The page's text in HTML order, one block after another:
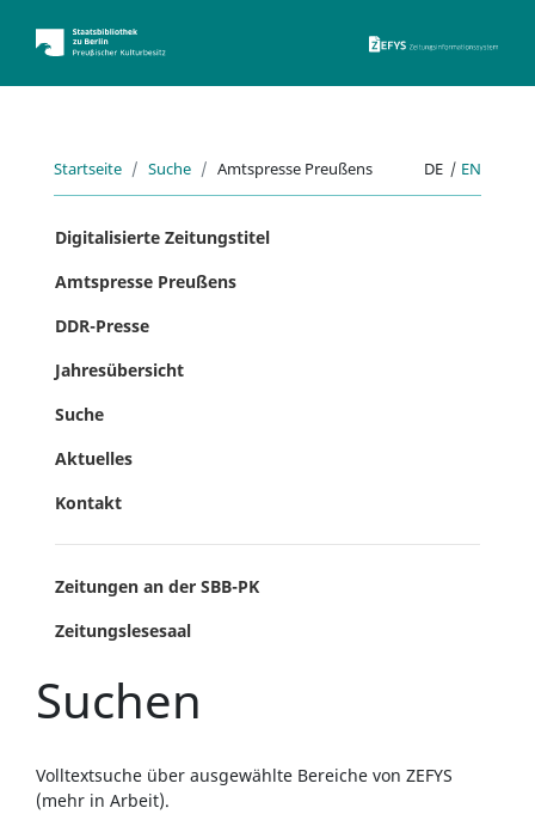
Startseite Suche Amtspresse Preußens DE | EN
Digitalisierte Zeitungstitel
Amtspresse Preußens
DDR-Presse
Jahresübersicht
Suche
Aktuelles
Kontakt
Zeitungen an der SBB-PK
Zeitungslesesaal
Suchen
Volltextsuche über ausgewählte Bereiche von ZEFYS
(mehr in Arbeit).